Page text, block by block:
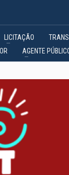
LICITAÇÃO
AGENTE